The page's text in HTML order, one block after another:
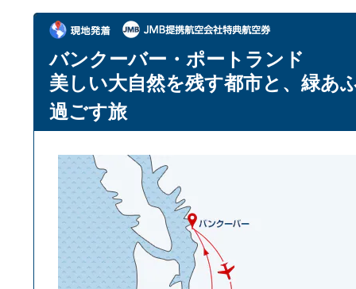
バンクーバー・ポートランド
美しい大自然を残す都市と、緑あ
過ごす旅